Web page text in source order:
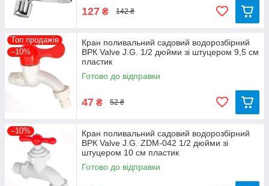
127 ₴ 142 ₴
Топ продажів
–10%
Кран поливальний садовий водорозбірний
ВРК Valve J.G. 1/2 дюйми зі штуцером 9,5 см
пластик
Готово до відправки
47 ₴ 52 ₴
–10%
Кран поливальний садовий водорозбірний
ВРК Valve J.G. ZDM-042 1/2 дюйми зі
штуцером 10 см пластик
Готово до відправки